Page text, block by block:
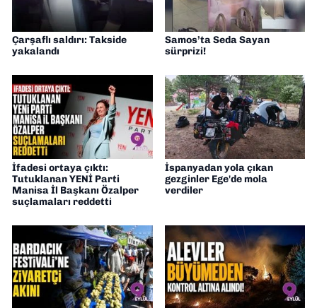
Çarşaflı saldırı: Takside
yakalandı
Samos’ta Seda Sayan
sürprizi!
İfadesi ortaya çıktı:
Tutuklanan YENİ Parti
Manisa İl Başkanı Özalper
suçlamaları reddetti
İspanyadan yola çıkan
gezginler Ege'de mola
verdiler